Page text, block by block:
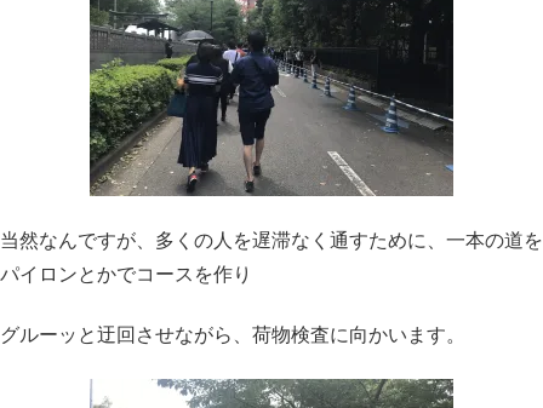
当然なんですが、多くの人を遅滞なく通すために、一本の道を
パイロンとかでコースを作り
グルーッと迂回させながら、荷物検査に向かいます。